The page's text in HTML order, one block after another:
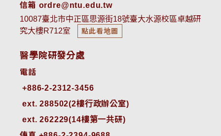
信箱 ordre@ntu.edu.tw
10087臺北市中正區思源街18號臺大水源校區卓越研
究大樓R712室
點此看地圖
醫學院研發分處
電話
ext. 288502(2樓行政辦公室)
ext. 262229(14樓第一共研)